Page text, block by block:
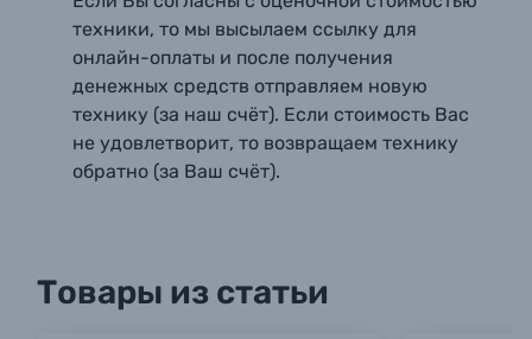
техники, то мы высылаем ссылку для
онлайн-оплаты и после получения
денежных средств отправляем новую
технику (за наш счёт). Если стоимость Вас
не удовлетворит, то возвращаем технику
обратно (за Ваш счёт).
Товары из статьи